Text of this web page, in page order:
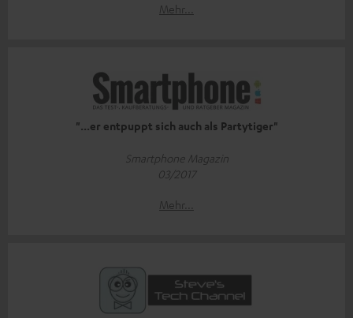
Mehr...
"...er entpuppt sich auch als Partytiger"
Smartphone Magazin
03/2017
Mehr...